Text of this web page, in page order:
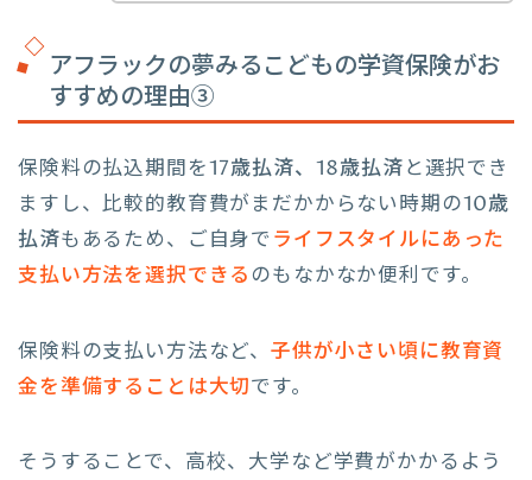
アフラックの夢みるこどもの学資保険がお
すすめの理由③
保険料の払込期間を17歳払済、18歳払済と選択でき
ますし、比較的教育費がまだかからない時期の10歳
払済もあるため、ご自身でライフスタイルにあった
支払い方法を選択できるのもなかなか便利です。
保険料の支払い方法など、子供が小さい頃に教育資
金を準備することは大切です。
そうすることで、高校、大学など学費がかかるよう